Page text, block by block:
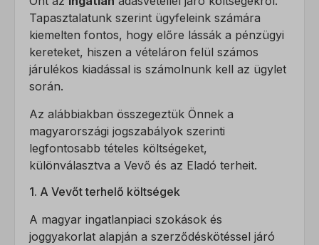
Tapasztalatunk szerint ügyfeleink számára
kiemelten fontos, hogy előre lássák a pénzügyi
kereteket, hiszen a vételáron felül számos
járulékos kiadással is számolnunk kell az ügylet
során.
Az alábbiakban összegeztük Önnek a
magyarországi jogszabályok szerinti
legfontosabb tételes költségeket,
különválasztva a Vevő és az Eladó terheit.
1. A Vevőt terhelő költségek
A magyar ingatlanpiaci szokások és
joggyakorlat alapján a szerződéskötéssel járó